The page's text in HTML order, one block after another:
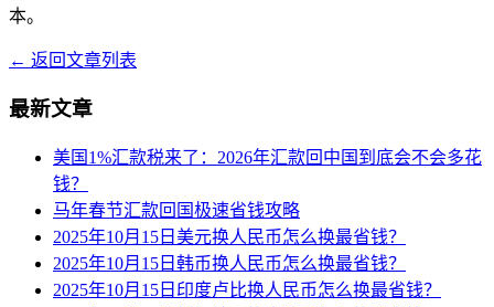
本。
← 返回文章列表
最新文章
美国1%汇款税来了：2026年汇款回中国到底会不会多花
钱？
马年春节汇款回国极速省钱攻略
2025年10月15日美元换人民币怎么换最省钱？
2025年10月15日韩币换人民币怎么换最省钱？
2025年10月15日印度卢比换人民币怎么换最省钱？